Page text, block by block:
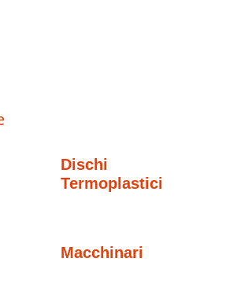
Dischi
Termoplastici
Macchinari